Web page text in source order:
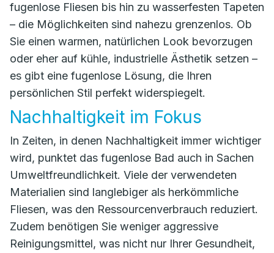
fugenlose Fliesen bis hin zu wasserfesten Tapeten
– die Möglichkeiten sind nahezu grenzenlos. Ob
Sie einen warmen, natürlichen Look bevorzugen
oder eher auf kühle, industrielle Ästhetik setzen –
es gibt eine fugenlose Lösung, die Ihren
persönlichen Stil perfekt widerspiegelt.
Nachhaltigkeit im Fokus
In Zeiten, in denen Nachhaltigkeit immer wichtiger
wird, punktet das fugenlose Bad auch in Sachen
Umweltfreundlichkeit. Viele der verwendeten
Materialien sind langlebiger als herkömmliche
Fliesen, was den Ressourcenverbrauch reduziert.
Zudem benötigen Sie weniger aggressive
Reinigungsmittel, was nicht nur Ihrer Gesundheit,